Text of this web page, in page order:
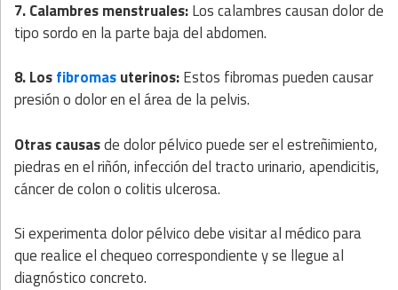
7. Calambres menstruales:Los calambres causan dolor de
tipo sordo en la parte baja del abdomen.
8. Losfibromasuterinos:Estos fibromas pueden causar
presión o dolor en el área de la pelvis.
Otras causasde dolor pélvico puede ser el estreñimiento,
piedras en el riñón, infección del tracto urinario, apendicitis,
cáncer de colon o colitis ulcerosa.
Si experimenta dolor pélvico debe visitar al médico para
que realice el chequeo correspondiente y se llegue al
diagnóstico concreto.